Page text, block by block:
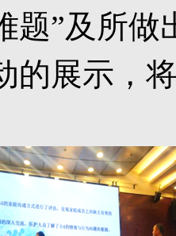
题”及所
的展示，